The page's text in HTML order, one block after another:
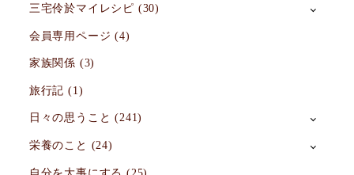
三宅伶於マイレシピ (30)
会員専用ページ (4)
家族関係 (3)
旅行記 (1)
日々の思うこと (241)
栄養のこと (24)
自分を大事にする (25)